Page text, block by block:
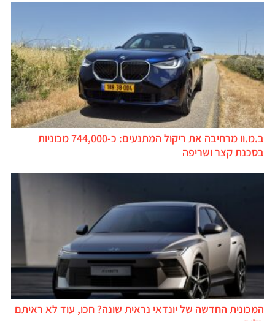
ב.מ.וו מרחיבה את ריקול המתנעים: כ-744,000 מכוניות
בסכנת קצר ושריפה
המכונית החדשה של יונדאי נראית שונה? חכו, עוד לא ראיתם